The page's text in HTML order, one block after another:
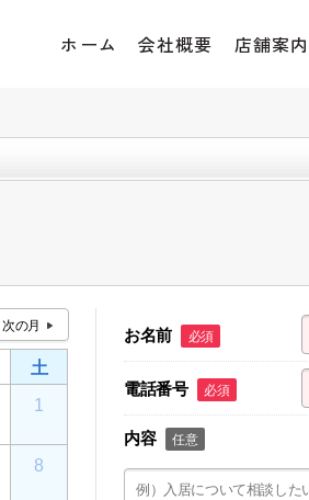
ホーム 会社概要 店舗案内
土
1
8
お名前 必須
電話番号 必須
内容 任意